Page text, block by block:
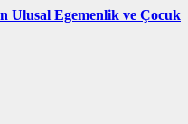
Ulusal Egemenlik ve Çocuk